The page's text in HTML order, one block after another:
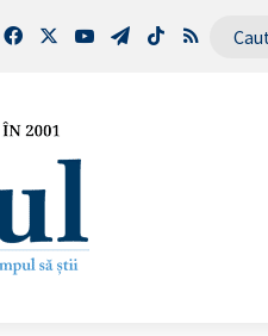
FacebookYouTubeTelegram
TikTokRSS